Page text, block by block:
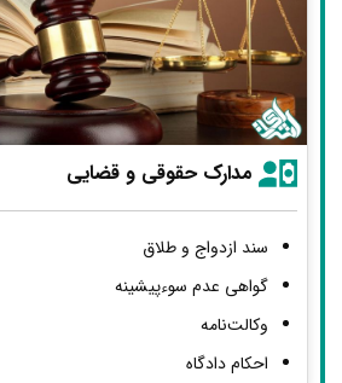
مدارک حقوقی و قضایی
سند ازدواج و طلاق
گواهی عدم سوءپیشینه
وکالت‌نامه
احکام دادگاه